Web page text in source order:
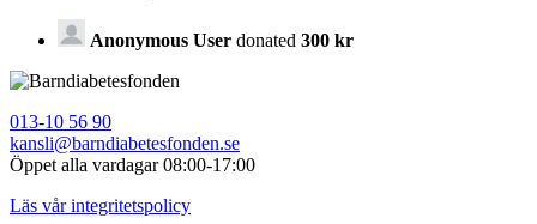
Anonymous User donated 300 kr
013-10 56 90
kansli@barndiabetesfonden.se
Öppet alla vardagar 08:00-17:00
Läs vår integritetspolicy